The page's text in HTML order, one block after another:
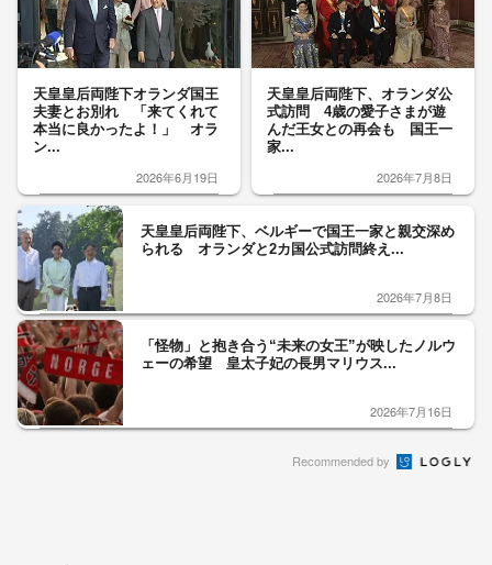
天皇皇后両陛下オランダ国王
夫妻とお別れ 「来てくれて
本当に良かったよ！」 オラ
ン...
2026年6月19日
天皇皇后両陛下、オランダ公
式訪問 4歳の愛子さまが遊
んだ王女との再会も 国王一
家...
2026年7月8日
天皇皇后両陛下、ベルギーで国王一家と親交深め
られる オランダと2カ国公式訪問終え...
2026年7月8日
「怪物」と抱き合う“未来の女王”が映したノルウ
ェーの希望 皇太子妃の長男マリウス...
2026年7月16日
Recommended by